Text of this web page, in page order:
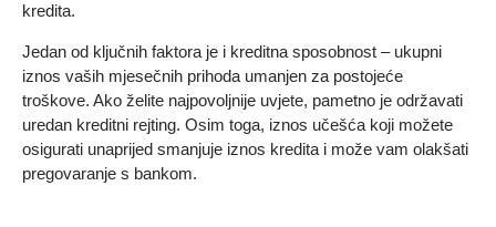
kredita.
Jedan od ključnih faktora je i kreditna sposobnost – ukupni
iznos vaših mjesečnih prihoda umanjen za postojeće
troškove. Ako želite najpovoljnije uvjete, pametno je održavati
uredan kreditni rejting. Osim toga, iznos učešća koji možete
osigurati unaprijed smanjuje iznos kredita i može vam olakšati
pregovaranje s bankom.